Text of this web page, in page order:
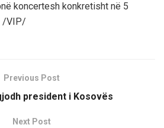
koncertesh konkretisht në 5
/VIP/
Previous Post
president i Kosovës
Next Post